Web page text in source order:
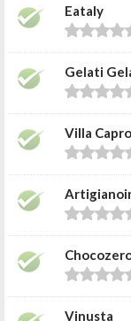
Eataly
Gelati
Villa
Vinusta